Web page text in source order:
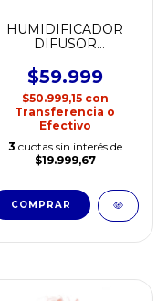
HUMIDIFICADOR
DIFUSOR
NETMAK NM-DF10
$59.999
$50.999,15 con
Transferencia o
Efectivo
3 cuotas sin interés de
$19.999,67